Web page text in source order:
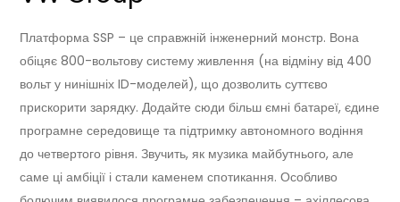
Платформа SSP – це справжній інженерний монстр. Вона
обіцяє 800-вольтову систему живлення (на відміну від 400
вольт у нинішніх ID-моделей), що дозволить суттєво
прискорити зарядку. Додайте сюди більш ємні батареї, єдине
програмне середовище та підтримку автономного водіння
до четвертого рівня. Звучить, як музика майбутнього, але
саме ці амбіції і стали каменем спотикання. Особливо